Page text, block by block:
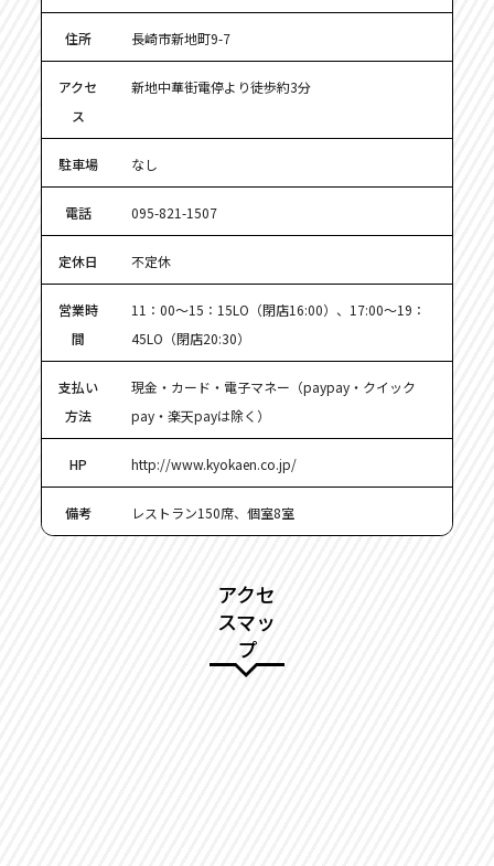
住所 長崎市新地町9-7
アクセ
ス
新地中華街電停より徒歩約3分
駐車場 なし
電話 095-821-1507
定休日 不定休
営業時
間
11：00〜15：15LO（閉店16:00）、17:00〜19：
45LO（閉店20:30）
支払い
方法
現金・カード・電子マネー（paypay・クイック
pay・楽天payは除く）
HP http://www.kyokaen.co.jp/
備考 レストラン150席、個室8室
アクセ
スマッ
プ